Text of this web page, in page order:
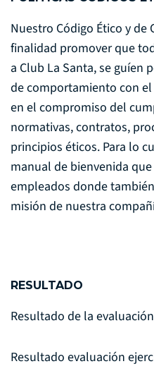
Nuestro Código Ético y de
finalidad promover que
a Club La Santa, se guíen
de comportamiento con
en el compromiso del
normativas, contratos,
principios éticos. Para lo
manual de bienvenida
empleados donde
misión de nuestra
RESULTADO
Resultado de la
Resultado evaluación